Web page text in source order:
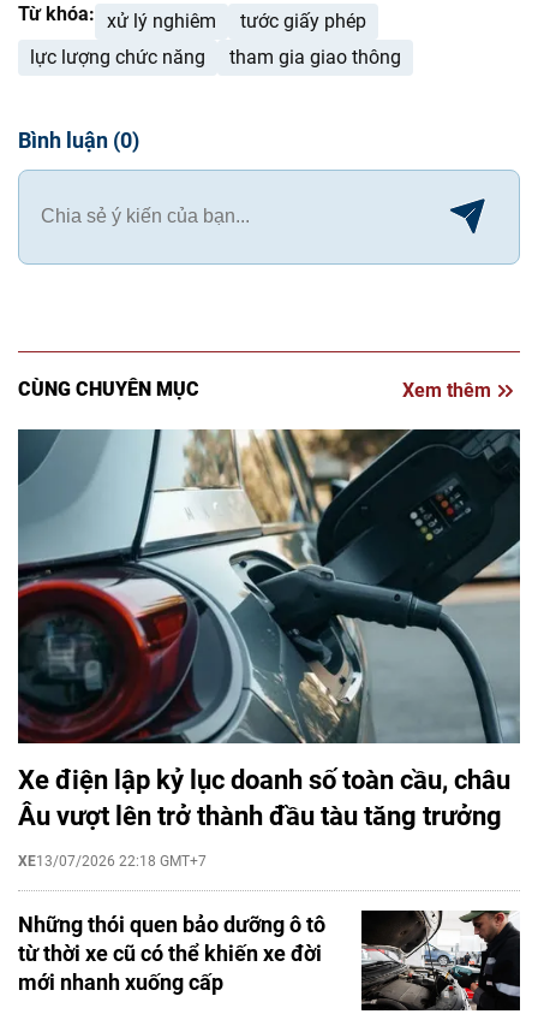
Từ khóa: xử lý nghiêm
tước giấy phép
lực lượng chức năng
tham gia giao thông
Bình luận (0)
CÙNG CHUYÊN MỤC Xem thêm
Xe điện lập kỷ lục doanh số toàn cầu, châu
Âu vượt lên trở thành đầu tàu tăng trưởng
XE13/07/2026 22:18 GMT+7
Những thói quen bảo dưỡng ô tô
từ thời xe cũ có thể khiến xe đời
mới nhanh xuống cấp